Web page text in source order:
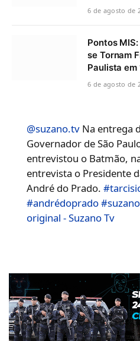
6 de agosto de
Pontos
se Tornam
Paulista em
6 de agosto de
@suzano.tv Na entrega
Governador de São
entrevistou o Batmão,
entrevista o Presidente
André do Prado.
#andrédoprado
original - Suzano Tv